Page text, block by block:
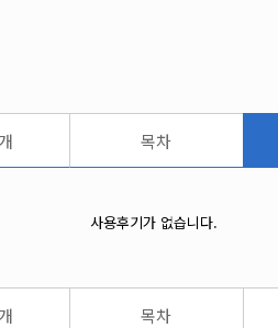
목차
사용후기가 없습니다.
목차